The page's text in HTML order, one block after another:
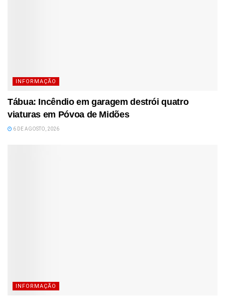
INFORMAÇÃO
Tábua: Incêndio em garagem destrói quatro
viaturas em Póvoa de Midões
6 DE AGOSTO, 2026
INFORMAÇÃO